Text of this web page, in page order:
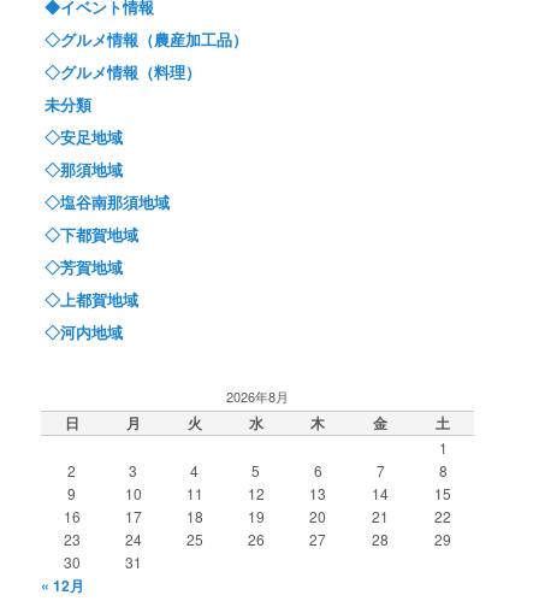
◆イベント情報
◇グルメ情報（農産加工品）
◇グルメ情報（料理）
未分類
◇安足地域
◇那須地域
◇塩谷南那須地域
◇下都賀地域
◇芳賀地域
◇上都賀地域
◇河内地域
2026年8月
日 月 火 水 木 金 土
1
2
3 4 5 6 7
8
9
10 11 12 13 14
15
16
17 18 19 20 21
22
23
24 25 26 27 28
29
30
31
« 12月